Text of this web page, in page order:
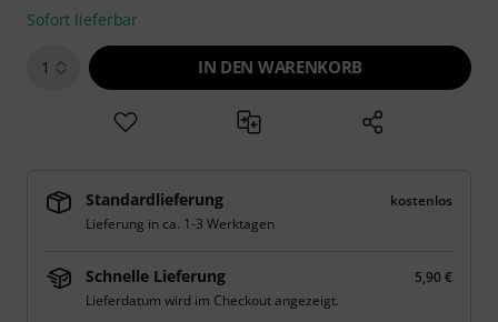
Sofort lieferbar
1 IN DEN WARENKORB
Standardlieferung
kostenlos
Lieferung in ca. 1-3 Werktagen
Schnelle Lieferung
5,90 €
Lieferdatum wird im Checkout angezeigt.